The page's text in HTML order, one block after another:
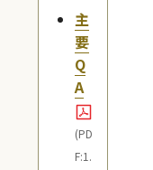
主
要
Q
A
(PD
F:1.